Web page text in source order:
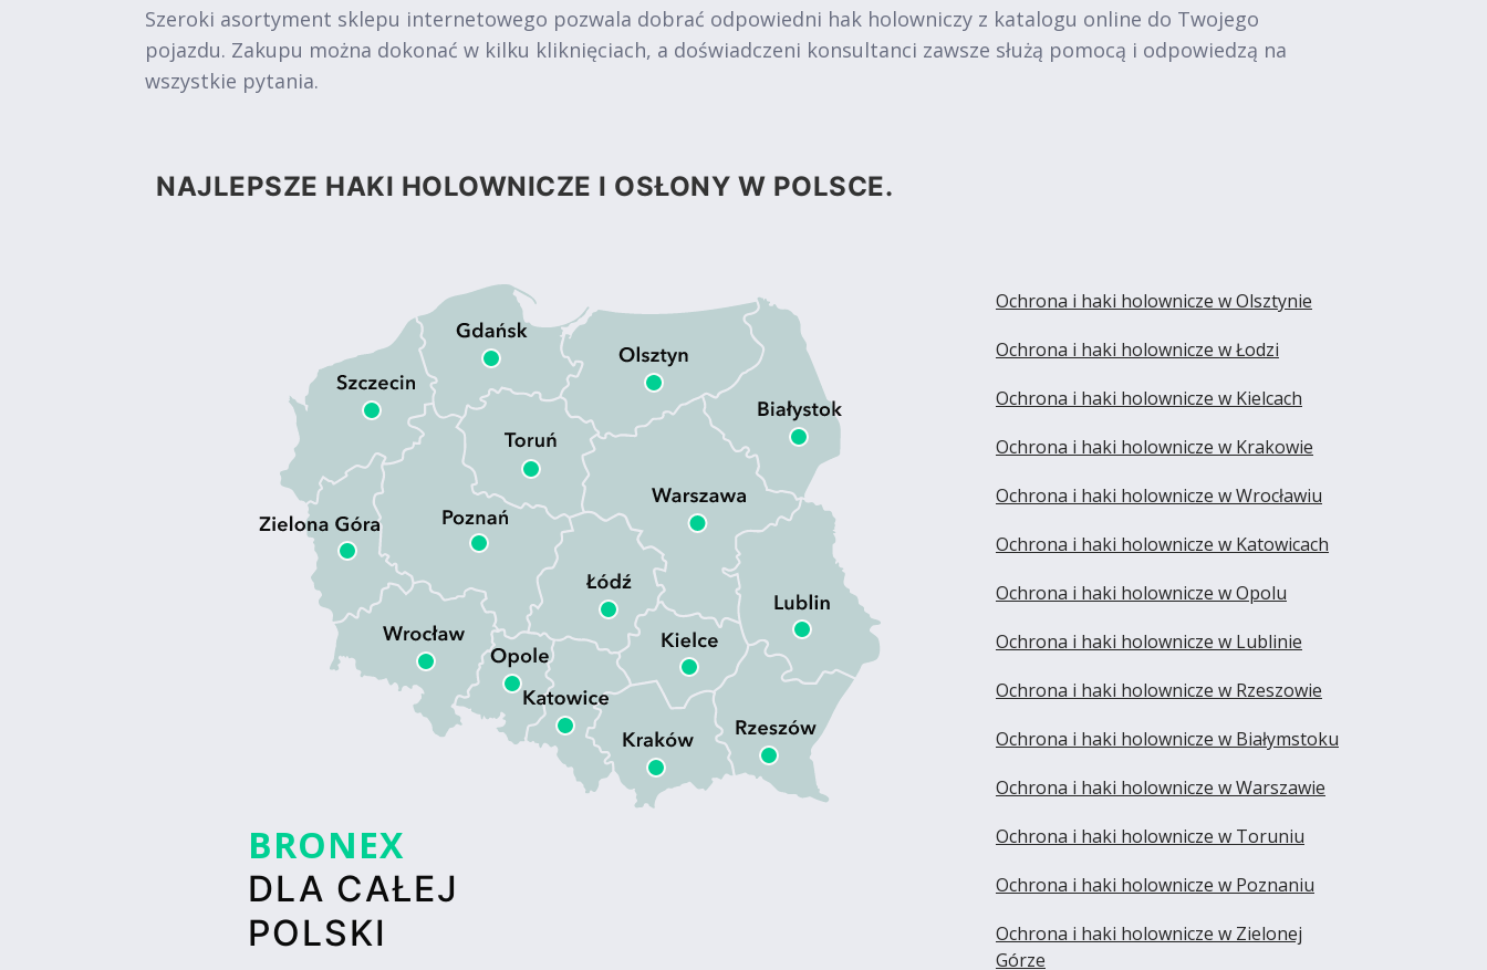
Szeroki asortyment sklepu internetowego pozwala dobrać odpowiedni hak holowniczy z katalogu online do Twojego
pojazdu. Zakupu można dokonać w kilku kliknięciach, a doświadczeni konsultanci zawsze służą pomocą i odpowiedzą na
wszystkie pytania.
NAJLEPSZE HAKI HOLOWNICZE I OSŁONY W POLSCE.
BRONEX
DLA CAŁEJ
POLSKI
Ochrona i haki holownicze w Olsztynie
Ochrona i haki holownicze w Łodzi
Ochrona i haki holownicze w Kielcach
Ochrona i haki holownicze w Krakowie
Ochrona i haki holownicze w Wrocławiu
Ochrona i haki holownicze w Katowicach
Ochrona i haki holownicze w Opolu
Ochrona i haki holownicze w Lublinie
Ochrona i haki holownicze w Rzeszowie
Ochrona i haki holownicze w Białymstoku
Ochrona i haki holownicze w Warszawie
Ochrona i haki holownicze w Toruniu
Ochrona i haki holownicze w Poznaniu
Ochrona i haki holownicze w Zielonej
Górze